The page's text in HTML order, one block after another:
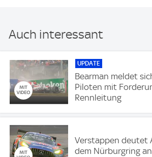
Auch interessant
UPDATE
Bearman meldet
Piloten mit
Rennleitung
Verstappen deutet
dem Nürburgring an